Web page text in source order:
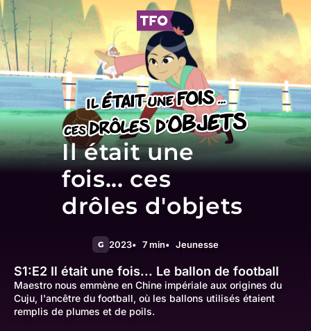
Il était une
fois... ces
drôles d'objets
G 2023 7 min Jeunesse
S1:E2 Il était une fois... Le ballon de football
Maestro nous emmène en Chine impériale aux origines du
Cuju, l'ancêtre du football, où les ballons utilisés étaient
remplis de plumes et de poils.